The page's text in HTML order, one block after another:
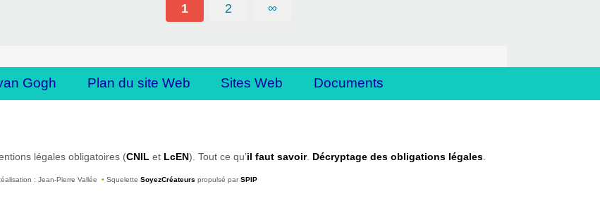
1 2 ∞
Gogh Plan du site Web Sites Web Documents
légales obligatoires (CNIL et LcEN). Tout ce qu’il faut savoir. Décryptage des obligations légales.
: Jean-Pierre Vallée • Squelette SoyezCréateurs propulsé par SPIP